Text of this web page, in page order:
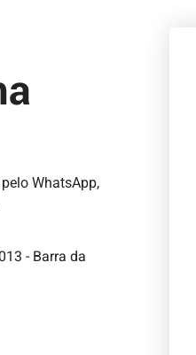
WhatsApp,
- Barra da